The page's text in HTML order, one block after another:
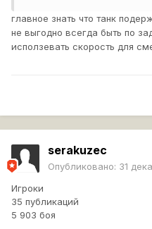
главное знать что танк
не выгодно всегда быть по
исползевать скорость для
serakuzec
Опубликовано: 31
Игроки
35 публикаций
5 903 боя